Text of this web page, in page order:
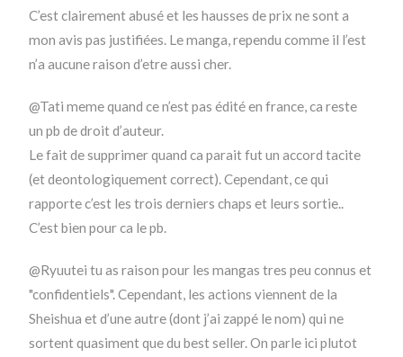
C’est clairement abusé et les hausses de prix ne sont a
mon avis pas justifiées. Le manga, rependu comme il l’est
n’a aucune raison d’etre aussi cher.
@Tati meme quand ce n’est pas édité en france, ca reste
un pb de droit d’auteur.
Le fait de supprimer quand ca parait fut un accord tacite
(et deontologiquement correct). Cependant, ce qui
rapporte c’est les trois derniers chaps et leurs sortie..
C’est bien pour ca le pb.
@Ryuutei tu as raison pour les mangas tres peu connus et
"confidentiels". Cependant, les actions viennent de la
Sheishua et d’une autre (dont j’ai zappé le nom) qui ne
sortent quasiment que du best seller. On parle ici plutot